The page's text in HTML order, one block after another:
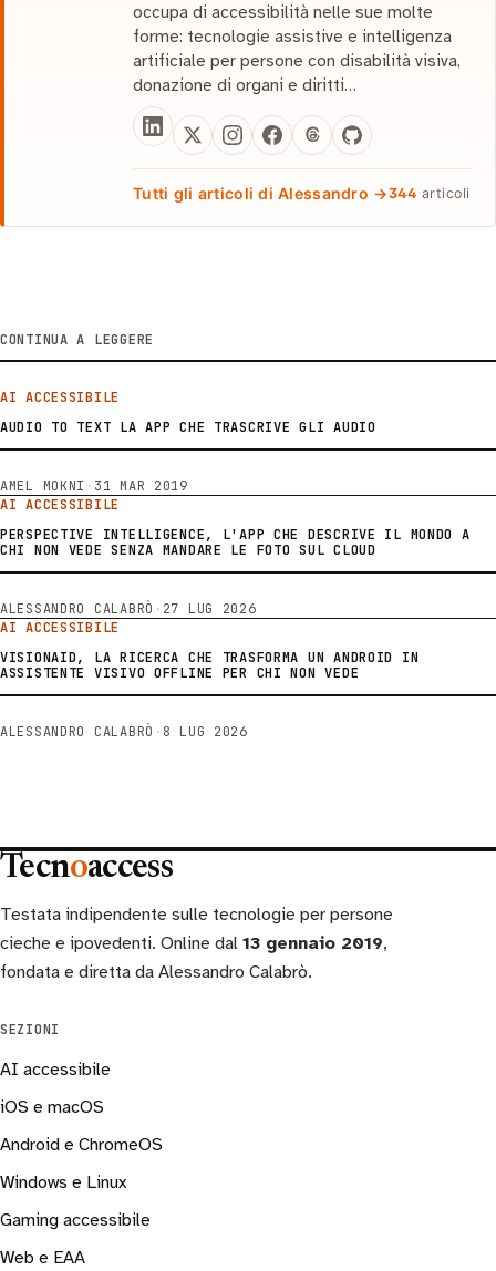
occupa di accessibilità nelle sue molte
forme: tecnologie assistive e intelligenza
artificiale per persone con disabilità visiva,
donazione di organi e diritti…
Tutti gli articoli di Alessandro →344 articoli
CONTINUA A LEGGERE
AI ACCESSIBILE
AUDIO TO TEXT LA APP CHE TRASCRIVE GLI AUDIO
AMEL MOKNI · 31 MAR 2019
AI ACCESSIBILE
PERSPECTIVE INTELLIGENCE, L'APP CHE DESCRIVE IL MONDO A
CHI NON VEDE SENZA MANDARE LE FOTO SUL CLOUD
ALESSANDRO CALABRÒ · 27 LUG 2026
AI ACCESSIBILE
VISIONAID, LA RICERCA CHE TRASFORMA UN ANDROID IN
ASSISTENTE VISIVO OFFLINE PER CHI NON VEDE
ALESSANDRO CALABRÒ · 8 LUG 2026
Tecnoaccess
Testata indipendente sulle tecnologie per persone
cieche e ipovedenti. Online dal 13 gennaio 2019,
fondata e diretta da Alessandro Calabrò.
SEZIONI
AI accessibile
iOS e macOS
Android e ChromeOS
Windows e Linux
Gaming accessibile
Web e EAA